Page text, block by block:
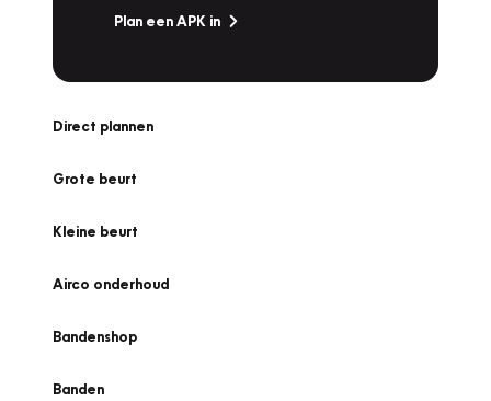
Plan een APK in
Direct plannen
Grote beurt
Kleine beurt
Airco onderhoud
Bandenshop
Banden